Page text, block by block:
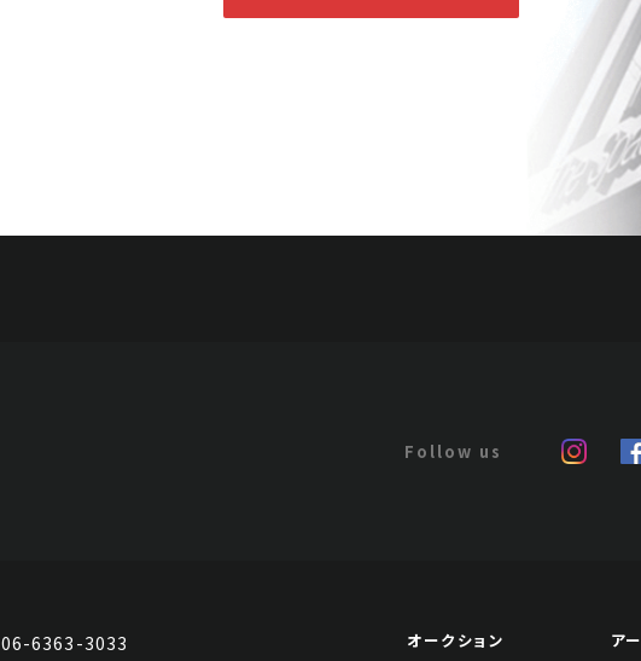
06-6363-3033 オークション
ア